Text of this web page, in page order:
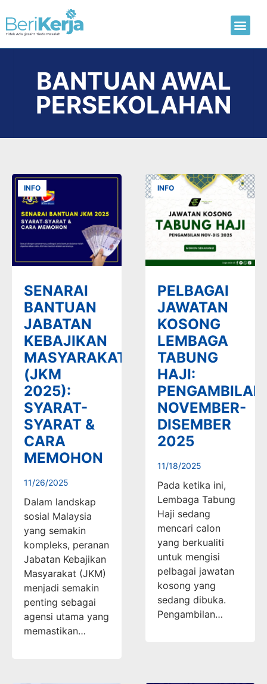
BANTUAN AWAL
PERSEKOLAHAN
INFO
SENARAI
BANTUAN
JABATAN
KEBAJIKAN
MASYARAKAT
(JKM
2025):
SYARAT-
SYARAT &
CARA
MEMOHON
11/26/2025
Dalam landskap
sosial Malaysia
yang semakin
kompleks, peranan
Jabatan Kebajikan
Masyarakat (JKM)
menjadi semakin
penting sebagai
agensi utama yang
memastikan…
INFO
PELBAGAI
JAWATAN
KOSONG
LEMBAGA
TABUNG
HAJI:
PENGAMBILAN
NOVEMBER-
DISEMBER
2025
11/18/2025
Pada ketika ini,
Lembaga Tabung
Haji sedang
mencari calon
yang berkualiti
untuk mengisi
pelbagai jawatan
kosong yang
sedang dibuka.
Pengambilan…